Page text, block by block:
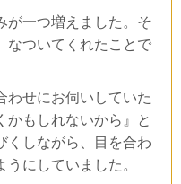
一つ増えました。 そ
なついてくれたことで
せにお伺いしていた
かもしれないから』と
くしながら、目を合わ
にしていました。